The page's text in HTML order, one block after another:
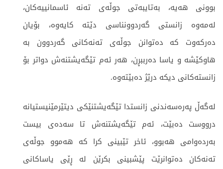
بوونی هەیە، بەتایبەتی جوڵەی تەنە ئاسمانییەکان،
لەمەوە زانستی گەردوونناسی دێتە کایەوە، بۆیان
دەرکەوت کە دەتوانن جوڵەی تەنەکانی گەردوون بە
هاوکێشە و یاسا دەرببڕن، هەر ئەم تێگەیشتنەش دواتر بۆ
زانستەکانی دیکە درێژ دەبێتەوە.
لەگەڵ پەرەسەندنی زانستدا تێگەیشتنێکی دیتێرمێنیستیانە
درووست دەبێت، ئەم تێگەیشتنەش تا سەدەی بیست
بەردەوامی هەبوو، ئاخر تێبینی کرا کە هەموو جوڵەی
تەنەکان دەتوانرێت پێشبینی بکرێن لە ڕێی یاساکانی